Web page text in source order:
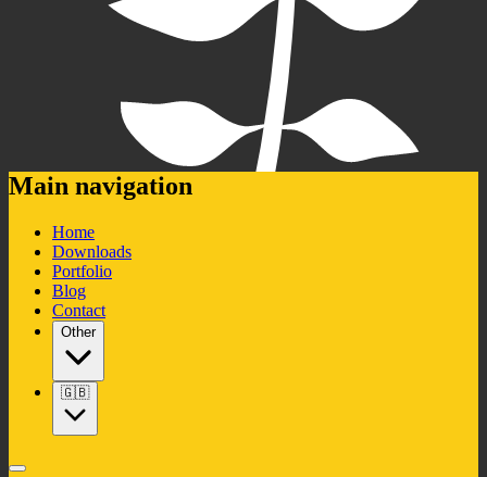
Main navigation
Home
Downloads
Portfolio
Blog
Contact
Other
🇬🇧